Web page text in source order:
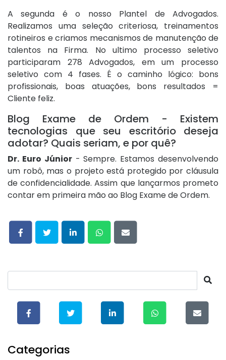
A segunda é o nosso Plantel de Advogados.
Realizamos uma seleção criteriosa, treinamentos
rotineiros e criamos mecanismos de manutenção de
talentos na Firma. No ultimo processo seletivo
participaram 278 Advogados, em um processo
seletivo com 4 fases. É o caminho lógico: bons
profissionais, boas atuações, bons resultados =
Cliente feliz.
Blog Exame de Ordem - Existem
tecnologias que seu escritório deseja
adotar? Quais seriam, e por quê?
Dr. Euro Júnior- Sempre. Estamos desenvolvendo
um robô, mas o projeto está protegido por cláusula
de confidencialidade. Assim que lançarmos prometo
contar em primeira mão ao Blog Exame de Ordem.
Categorias